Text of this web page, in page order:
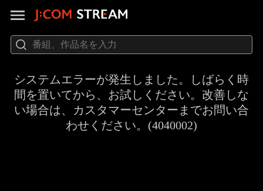
システムエラーが発生しました。しばらく時
間を置いてから、お試しください。改善しな
い場合は、カスタマーセンターまでお問い合
わせください。(4040002)